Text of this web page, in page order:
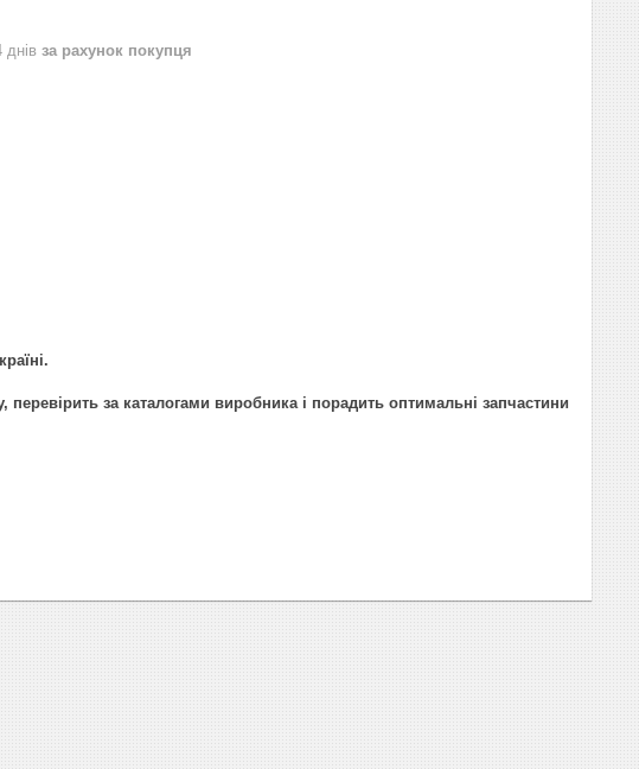
за рахунок покупця
за каталогами виробника і порадить оптимальні запчастини